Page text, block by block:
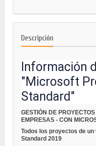
Descripción
Información
"Microsoft
Standard"
GESTIÓN DE
EMPRESAS - CON
Todos los proyectos de
Standard 2019